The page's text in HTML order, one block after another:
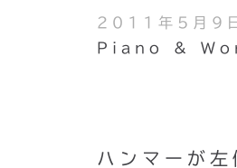
2011年5月9
Piano &
ハンマーが